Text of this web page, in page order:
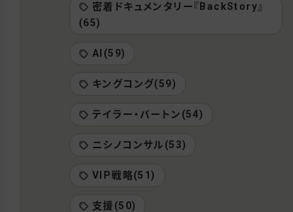
密着ドキュメンタリー『BackStory』
(65)
AI(59)
キングコング(59)
テイラー・バートン(54)
ニシノコンサル(53)
VIP戦略(51)
支援(50)